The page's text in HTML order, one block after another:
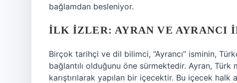
bağlamdan besleniyor.
İLK İZLER: AYRAN VE AYRANCI
Birçok tarihçi ve dil bilimci, “Ayrancı” isminin,
bağlantılı olduğunu öne sürmektedir. Ayran, Türk
karıştırılarak yapılan bir içecektir. Bu içecek